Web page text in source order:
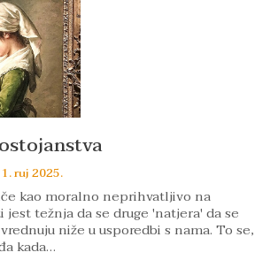
1. ruj 2025.
kao moralno neprihvatljivo na
težnja da se druge 'natjera' da se
niže u usporedbi s nama. To se,
kada…